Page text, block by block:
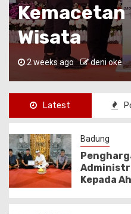
Persatuan
Sampah
2 weeks ago deni oke
Latest
Badung
Kepada